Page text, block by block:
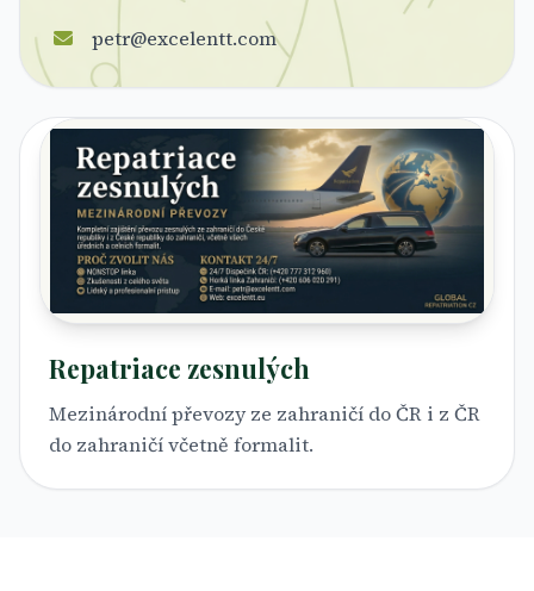
petr@excelentt.com
Repatriace zesnulých
Mezinárodní převozy ze zahraničí do ČR i z ČR
do zahraničí včetně formalit.